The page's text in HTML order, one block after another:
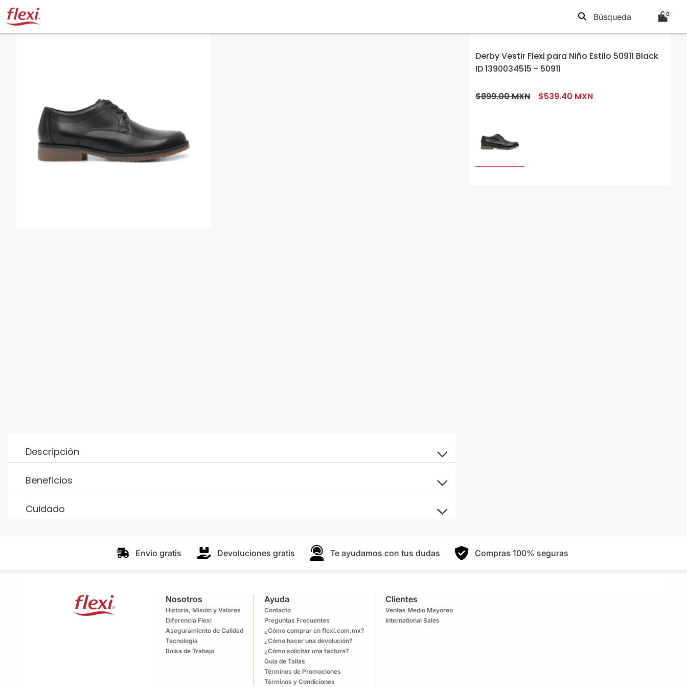
0
Derby Vestir Flexi para Niño Estilo 50911 Black
ID 1390034515 - 50911
$899.00 MXN $539.40 MXN
Descripción
Beneficios
Cuidado
Envío gratis Devoluciones gratis Te ayudamos con tus dudas Compras 100% seguras
Nosotros
Historia, Misión y Valores
Diferencia Flexi
Aseguramiento de Calidad
Tecnología
Bolsa de Trabajo
Ayuda
Contacto
Preguntas Frecuentes
¿Cómo comprar en flexi.com.mx?
¿Cómo hacer una devolución?
¿Cómo solicitar una factura?
Guía de Tallas
Términos de Promociones
Términos y Condiciones
Clientes
Ventas Medio Mayoreo
International Sales